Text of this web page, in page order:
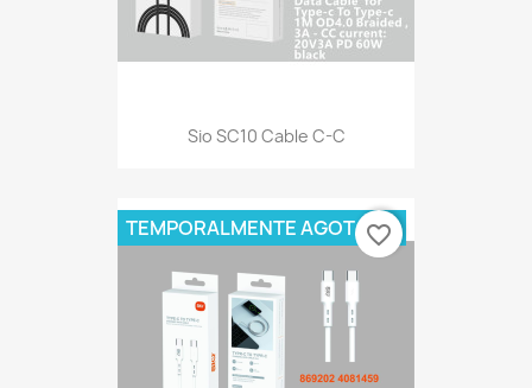
Sio SC10 Cable C-C
TEMPORALMENTE AGOTADO
favorite_border